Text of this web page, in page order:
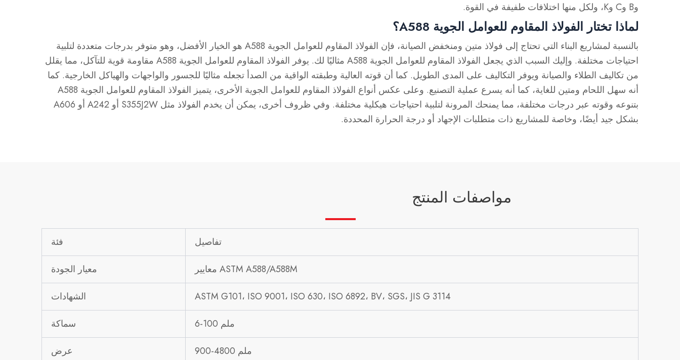
وB وC وK، ولكل منها اختلافات طفيفة في القوة.
لماذا تختار الفولاذ المقاوم للعوامل الجوية A588؟
بالنسبة لمشاريع البناء التي تحتاج إلى فولاذ متين ومنخفض الصيانة، فإن الفولاذ المقاوم للعوامل الجوية A588 هو الخيار الأفضل، وهو متوفر بدرجات متعددة لتلبية
احتياجات مختلفة. وإليك السبب الذي يجعل الفولاذ المقاوم للعوامل الجوية A588 مثاليًا لك. يوفر الفولاذ المقاوم للعوامل الجوية A588 مقاومة قوية للتآكل، مما يقلل
من تكاليف الطلاء والصيانة ويوفر التكاليف على المدى الطويل. كما أن قوته العالية وطبقته الواقية من الصدأ تجعله مثاليًا للجسور والواجهات والهياكل الخارجية. كما
أنه سهل اللحام ومتين للغاية، كما أنه يسرع عملية التصنيع. وعلى عكس أنواع الفولاذ المقاوم للعوامل الجوية الأخرى، يتميز الفولاذ المقاوم للعوامل الجوية A588
بتنوعه وقوته عبر درجات مختلفة، مما يمنحك المرونة لتلبية احتياجات هيكلية مختلفة. وفي ظروف أخرى، يمكن أن يخدم الفولاذ مثل S355J2W أو A242 أو A606
بشكل جيد أيضًا، وخاصة للمشاريع ذات متطلبات الإجهاد أو درجة الحرارة المحددة.
مواصفات المنتج
فئة تفاصيل
معيار الجودة معايير ASTM A588/A588M
الشهادات ASTM G101، ISO 9001، ISO 630، ISO 6892، BV، SGS، JIS G 3114
سماكة 6-100 ملم
عرض 900-4800 ملم